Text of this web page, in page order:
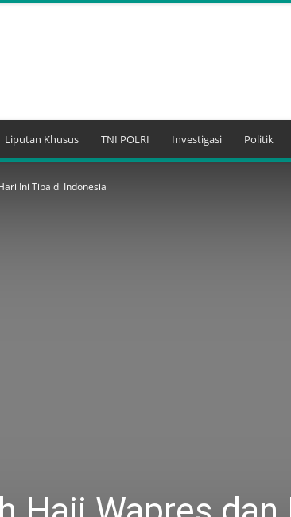
Liputan Khusus TNI POLRI Investigasi Politik
Ini Tiba di Indonesia